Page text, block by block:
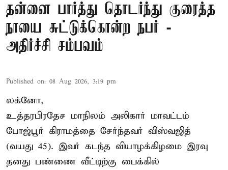
தன்னை பார்த்து தொடர்ந்து குரைத்த
நாயை சுட்டுக்கொன்ற நபர் -
அதிர்ச்சி சம்பவம்
Published on: 08 Aug 2026, 3:19 pm
லக்னோ,
உத்தரபிரதேச மாநிலம் அலிகார் மாவட்டம்
போஜ்பூர் கிராமத்தை சேர்ந்தவர் விஸ்வஜித்
(வயது 45). இவர் கடந்த வியாழக்கிழமை இரவு
தனது பண்ணை வீட்டிற்கு பைக்கில்